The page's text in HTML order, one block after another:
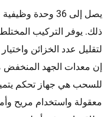
لتقليل عدد الخزائن
للسحب هي جهاز تحكم
معقولة واستخدام مريح